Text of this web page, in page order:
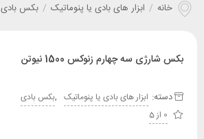
خانه / ابزار های بادی یا پنوماتیک / بکس بادی
بکس شارژی سه چهارم زنوکس 1500 نیوتن
دسته: ابزار های بادی یا پنوماتیک ,بکس بادی
0 از 5